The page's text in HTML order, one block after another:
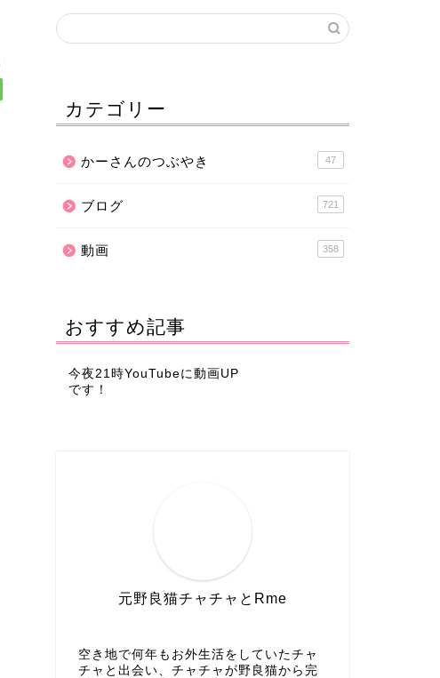
カテゴリー
かーさんのつぶやき 47
ブログ 721
動画 358
おすすめ記事
今夜21時YouTubeに動画UP
です！
元野良猫チャチャとRme
空き地で何年もお外生活をしていたチャ
チャと出会い、チャチャが野良猫から完